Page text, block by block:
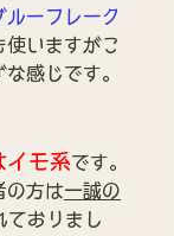
ルーフレーク
使いますがこ
感じです。
イモ系です。
の方は一誠の
ておりまし